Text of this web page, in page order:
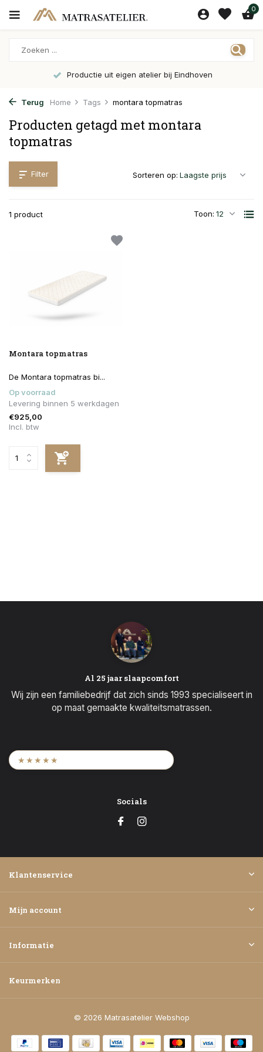
0
Productie uit eigen atelier bij Eindhoven
Terug Home Tags montara topmatras
Producten getagd met montara
topmatras
Filter
1 product Toon:
Sorteren op:
Montara topmatras
De Montara topmatras bi...
Op voorraad
Levering binnen 5 werkdagen
€925,00
Incl. btw
Al 25 jaar slaapcomfort
Wij zijn een familiebedrijf dat zich sinds 1993 specialiseert in
op maat gemaakte kwaliteitsmatrassen.
★★★★★
Socials
Klantenservice
Mijn account
Informatie
Keurmerken
© 2026 Matrasatelier Webshop